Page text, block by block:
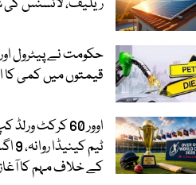
ریلیف، لائسنس
حکومت نے پیٹرول
قیمتوں میں کمی کا
اوور 60 کرکٹ
ٹیم
کے خلاف مہم کا